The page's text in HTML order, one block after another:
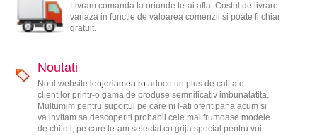
Livram comanda ta oriunde te-ai afla. Costul de livrare
variaza in functie de valoarea comenzii si poate fi chiar
gratuit.
Noutati
Noul website lenjeriamea.roaduce un plus de calitate
clientilor printr-o gama de produse semnificativ imbunatatita.
Multumim pentru suportul pe care ni l-ati oferit pana acum si
va invitam sa descoperiti probabil cele mai frumoase modele
de chiloti, pe care le-am selectat cu grija special pentru voi.